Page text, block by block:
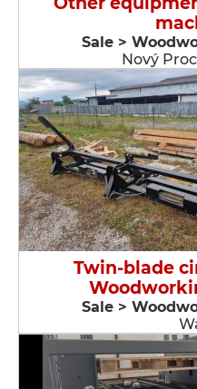
Sale >
Nový
Twin-blade
Sale >